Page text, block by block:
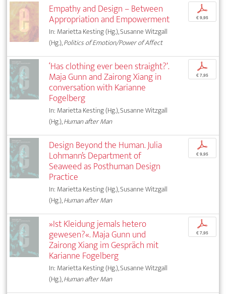
Empathy and Design – Between
Appropriation and Empowerment
In: Marietta Kesting (Hg.), Susanne Witzgall
(Hg.),Politics of Emotion/Power of Affect
p
€ 9,95
‘Has clothing ever been straight?’.
Maja Gunn and Zairong Xiang in
conversation with Karianne
Fogelberg
In: Marietta Kesting (Hg.), Susanne Witzgall
(Hg.),Human after Man
p
€ 7,95
Design Beyond the Human. Julia
Lohmann’s Department of
Seaweed as Posthuman Design
Practice
In: Marietta Kesting (Hg.), Susanne Witzgall
(Hg.),Human after Man
p
€ 9,95
»Ist Kleidung jemals hetero
gewesen?«. Maja Gunn und
Zairong Xiang im Gespräch mit
Karianne Fogelberg
In: Marietta Kesting (Hg.), Susanne Witzgall
(Hg.),Human after Man
p
€ 7,95